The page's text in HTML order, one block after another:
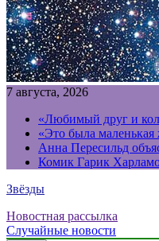
7 августа, 2026
«Любимый друг и
«Это была
Анна Пересильд
Комик Гарик
Звёзды
Новостная рассылка
Случайные новости